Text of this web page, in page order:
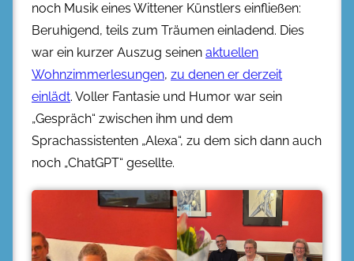
noch Musik eines Wittener Künstlers einfließen:
Beruhigend, teils zum Träumen einladend. Dies
war ein kurzer Auszug seinen aktuellen
Wohnzimmerlesungen, zu denen er derzeit
einlädt. Voller Fantasie und Humor war sein
„Gespräch“ zwischen ihm und dem
Sprachassistenten „Alexa“, zu dem sich dann auch
noch „ChatGPT“ gesellte.